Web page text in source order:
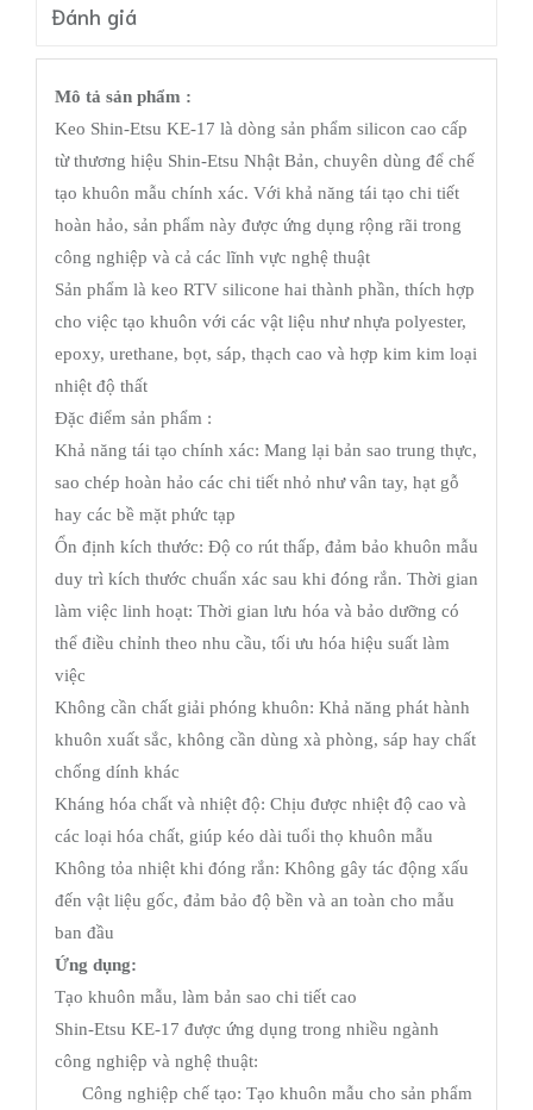
Đánh giá
Mô tả sản phẩm :
Keo Shin-Etsu KE-17 là dòng sản phẩm silicon cao cấp
từ thương hiệu Shin-Etsu Nhật Bản, chuyên dùng để chế
tạo khuôn mẫu chính xác. Với khả năng tái tạo chi tiết
hoàn hảo, sản phẩm này được ứng dụng rộng rãi trong
công nghiệp và cả các lĩnh vực nghệ thuật
Sản phẩm là keo RTV silicone hai thành phần, thích hợp
cho việc tạo khuôn với các vật liệu như nhựa polyester,
epoxy, urethane, bọt, sáp, thạch cao và hợp kim kim loại
nhiệt độ thất
Đặc điểm sản phẩm :
Khả năng tái tạo chính xác: Mang lại bản sao trung thực,
sao chép hoàn hảo các chi tiết nhỏ như vân tay, hạt gỗ
hay các bề mặt phức tạp
Ổn định kích thước: Độ co rút thấp, đảm bảo khuôn mẫu
duy trì kích thước chuẩn xác sau khi đóng rắn. Thời gian
làm việc linh hoạt: Thời gian lưu hóa và bảo dưỡng có
thể điều chỉnh theo nhu cầu, tối ưu hóa hiệu suất làm
việc
Không cần chất giải phóng khuôn: Khả năng phát hành
khuôn xuất sắc, không cần dùng xà phòng, sáp hay chất
chống dính khác
Kháng hóa chất và nhiệt độ: Chịu được nhiệt độ cao và
các loại hóa chất, giúp kéo dài tuổi thọ khuôn mẫu
Không tỏa nhiệt khi đóng rắn: Không gây tác động xấu
đến vật liệu gốc, đảm bảo độ bền và an toàn cho mẫu
ban đầu
Ứng dụng:
Tạo khuôn mẫu, làm bản sao chi tiết cao
Shin-Etsu KE-17 được ứng dụng trong nhiều ngành
công nghiệp và nghệ thuật:
Công nghiệp chế tạo: Tạo khuôn mẫu cho sản phẩm